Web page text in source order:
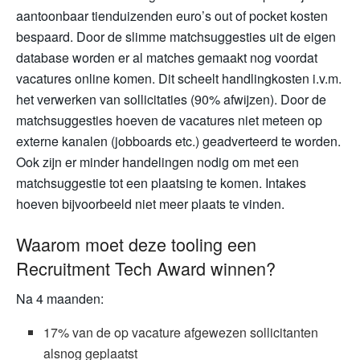
aantoonbaar tienduizenden euro’s out of pocket kosten
bespaard. Door de slimme matchsuggesties uit de eigen
database worden er al matches gemaakt nog voordat
vacatures online komen. Dit scheelt handlingkosten i.v.m.
het verwerken van sollicitaties (90% afwijzen). Door de
matchsuggesties hoeven de vacatures niet meteen op
externe kanalen (jobboards etc.) geadverteerd te worden.
Ook zijn er minder handelingen nodig om met een
matchsuggestie tot een plaatsing te komen. Intakes
hoeven bijvoorbeeld niet meer plaats te vinden.
Waarom moet deze tooling een
Recruitment Tech Award winnen?
Na 4 maanden:
17% van de op vacature afgewezen sollicitanten
alsnog geplaatst